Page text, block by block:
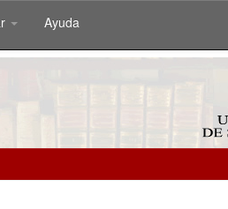
Ayuda